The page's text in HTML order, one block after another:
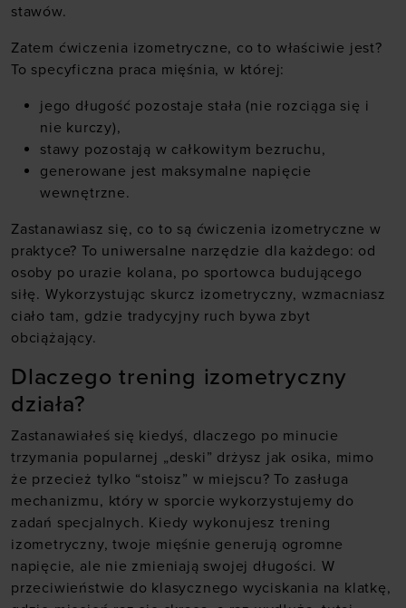
stawów.
Zatem ćwiczenia izometryczne, co to właściwie jest?
To specyficzna praca mięśnia, w której:
jego długość pozostaje stała (nie rozciąga się i
nie kurczy),
stawy pozostają w całkowitym bezruchu,
generowane jest maksymalne napięcie
wewnętrzne.
Zastanawiasz się, co to są ćwiczenia izometryczne w
praktyce? To uniwersalne narzędzie dla każdego: od
osoby po urazie kolana, po sportowca budującego
siłę. Wykorzystując skurcz izometryczny, wzmacniasz
ciało tam, gdzie tradycyjny ruch bywa zbyt
obciążający.
Dlaczego trening izometryczny
działa?
Zastanawiałeś się kiedyś, dlaczego po minucie
trzymania popularnej „deski” drżysz jak osika, mimo
że przecież tylko “stoisz” w miejscu? To zasługa
mechanizmu, który w sporcie wykorzystujemy do
zadań specjalnych. Kiedy wykonujesz trening
izometryczny, twoje mięśnie generują ogromne
napięcie, ale nie zmieniają swojej długości. W
przeciwieństwie do klasycznego wyciskania na klatkę,